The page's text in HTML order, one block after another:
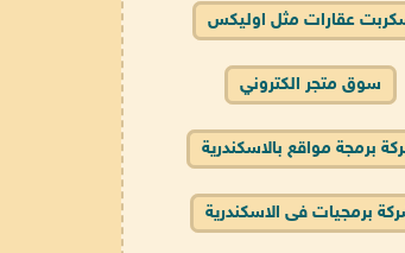
عقارات مثل اوليكس
سوق متجر الكتروني
برمجة مواقع بالاسكندرية
برمجيات فى الاسكندرية